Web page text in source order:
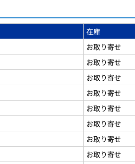
在庫
お取り寄せ
お取り寄せ
お取り寄せ
お取り寄せ
お取り寄せ
お取り寄せ
お取り寄せ
お取り寄せ